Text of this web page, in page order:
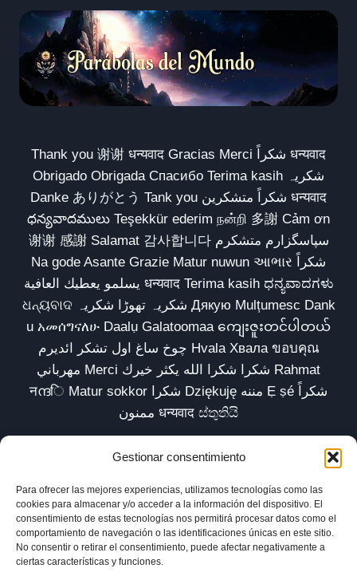
Gestionar consentimiento
Para ofrecer las mejores experiencias, utilizamos tecnologías como las
cookies para almacenar y/o acceder a la información del dispositivo. El
consentimiento de estas tecnologías nos permitirá procesar datos como el
comportamiento de navegación o las identificaciones únicas en este sitio.
No consentir o retirar el consentimiento, puede afectar negativamente a
ciertas características y funciones.
Thank you 谢谢 धन्यवाद Gracias Merci شكراً धन्यवाद
Obrigado Obrigada Спасибо Terima kasih شکریہ
Danke ありがとう Tank you شكراً متشكرين धन्यवाद
ధన్యవాదములు Teşekkür ederim நன்றி 多謝 Cảm ơn
谢谢 感謝 Salamat 감사합니다 سپاسگزارم متشکرم
Na gode Asante Grazie Matur nuwun આભાર شكراً
يسلمو يعطيك العافية धन्यवाद Terima kasih ಧನ್ಯವಾದಗಳು
ଧନ୍ୟବାଦ شکریہ تھوڑا شکریہ Дякую Mulțumesc Dank
u አመሰግናለሁ Daalụ Galatoomaa ကျေးဇူးတင်ပါတယ်
چوخ ساغ اول تشکر ائدیرم Hvala Хвала ขอบคุณ
مهرباني Merci شكرا شكرا الله يكثر خيرك Rahmat
नന്ദि Matur sokkor شكرا Dziękuję مننه Ẹ ṣé شكراً
ممنون धन्यवाद ස්තුතියි
Inicio Biblioteca Parábolas TV
Comunidad
Esencia
Blog
Política de privacidad
Aviso legal
Política de cookies (UE)